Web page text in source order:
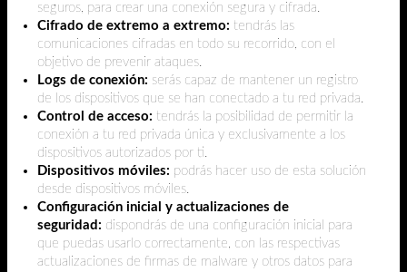
seguros, para crear una conexión segura y cifrada.
Cifrado de extremo a extremo: tendrás las
comunicaciones cifradas en todo su recorrido, con el
objetivo de prevenir ataques.
Logs de conexión: serás capaz de mantener un registro
de los dispositivos que se han conectado a tu red privada.
Control de acceso: tendrás la posibilidad de permitir la
conexión a tu red privada única y exclusivamente a los
dispositivos autorizados por ti.
Dispositivos móviles: podrás hacer uso de esta solución
desde dispositivos móviles.
Configuración inicial y actualizaciones de
seguridad: dispondrás de una configuración inicial para
que puedas usarlo correctamente, con las respectivas
actualizaciones de firmas de malware y otros datos para